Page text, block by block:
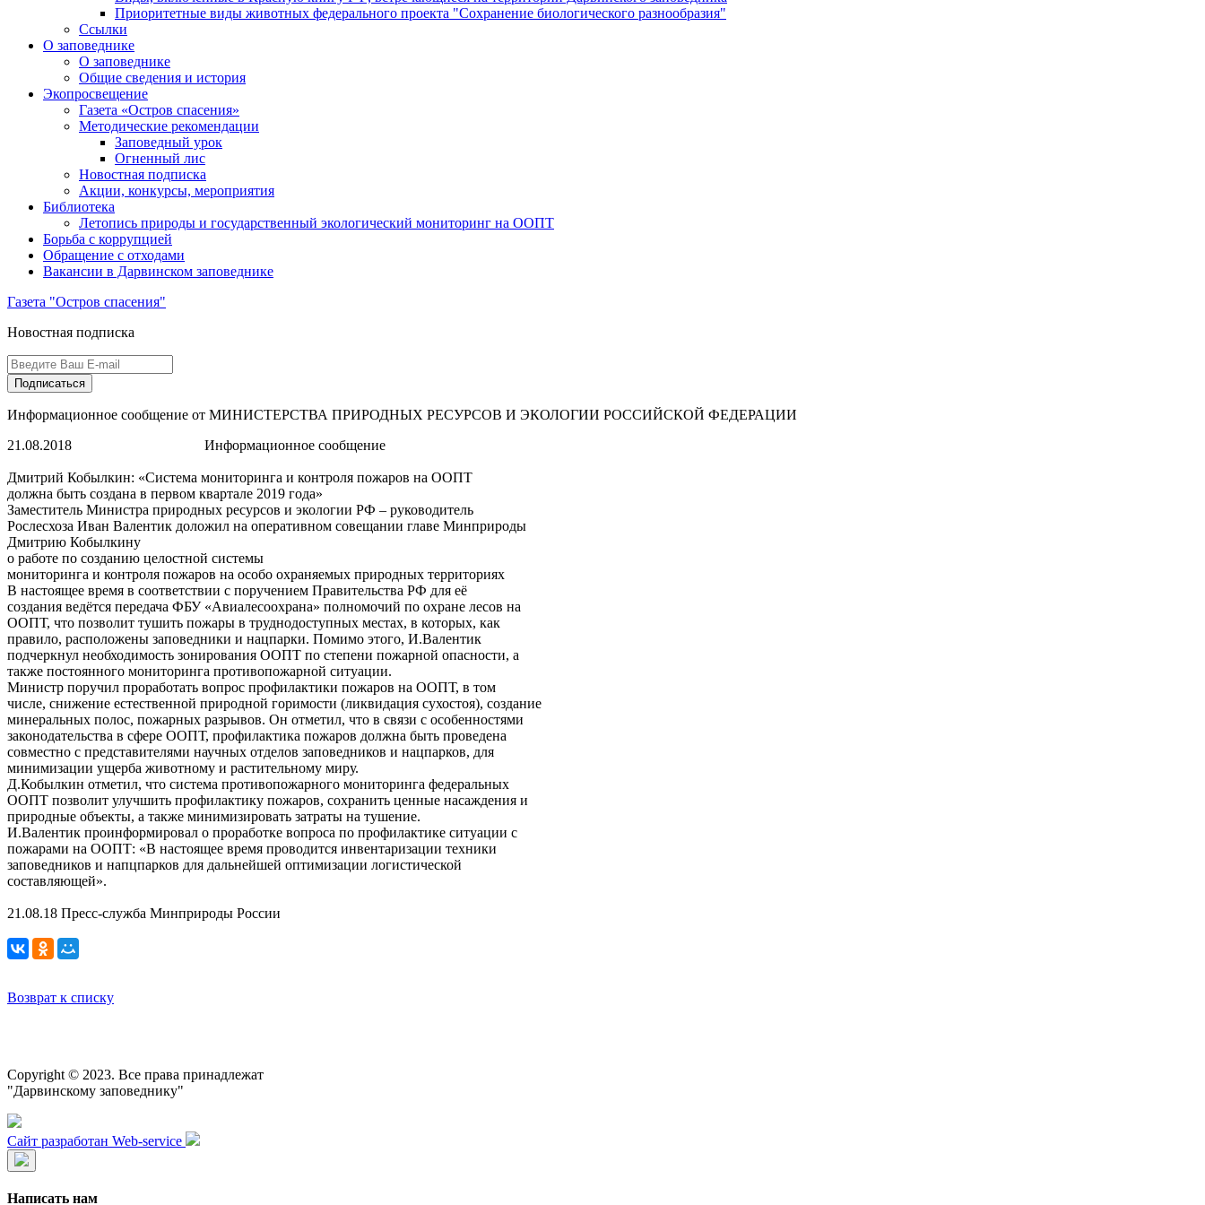
Приоритетные виды животных федерального проекта "Сохранение биологического разнообразия"
Ссылки
О заповеднике
О заповеднике
Общие сведения и история
Экопросвещение
Газета «Остров спасения»
Методические рекомендации
Заповедный урок
Огненный лис
Новостная подписка
Акции, конкурсы, мероприятия
Библиотека
Летопись природы и государственный экологический мониторинг на ООПТ
Борьба с коррупцией
Обращение с отходами
Вакансии в Дарвинском заповеднике
Газета "Остров спасения"
Новостная подписка
Подписаться
Информационное сообщение от МИНИСТЕРСТВА ПРИРОДНЫХ РЕСУРСОВ И ЭКОЛОГИИ РОССИЙСКОЙ ФЕДЕРАЦИИ
21.08.2018
Информационное сообщение
Дмитрий Кобылкин: «Система мониторинга и контроля пожаров на ООПТ
должна быть создана в первом квартале 2019 года»
Заместитель Министра природных ресурсов и экологии РФ – руководитель
Рослесхоза Иван Валентик доложил на оперативном совещании главе Минприроды
Дмитрию Кобылкину
о работе по созданию целостной системы
мониторинга и контроля пожаров на особо охраняемых природных территориях
В настоящее время в соответствии с поручением Правительства РФ для её
создания ведётся передача ФБУ «Авиалесоохрана» полномочий по охране лесов на
ООПТ, что позволит тушить пожары в труднодоступных местах, в которых, как
правило, расположены заповедники и нацпарки. Помимо этого, И.Валентик
подчеркнул необходимость зонирования ООПТ по степени пожарной опасности, а
также постоянного мониторинга противопожарной ситуации.
Министр поручил проработать вопрос профилактики пожаров на ООПТ, в том
числе, снижение естественной природной горимости (ликвидация сухостоя), создание
минеральных полос, пожарных разрывов. Он отметил, что в связи с особенностями
законодательства в сфере ООПТ, профилактика пожаров должна быть проведена
совместно с представителями научных отделов заповедников и нацпарков, для
минимизации ущерба животному и растительному миру.
Д.Кобылкин отметил, что система противопожарного мониторинга федеральных
ООПТ позволит улучшить профилактику пожаров, сохранить ценные насаждения и
природные объекты, а также минимизировать затраты на тушение.
И.Валентик проинформировал о проработке вопроса по профилактике ситуации с
пожарами на ООПТ: «В настоящее время проводится инвентаризации техники
заповедников и напцпарков для дальнейшей оптимизации логистической
составляющей».
21.08.18 Пресс-служба Минприроды России
Возврат к списку
Copyright © 2023. Все права принадлежат
"Дарвинскому заповеднику"
Сайт разработан Web-service
Написать нам